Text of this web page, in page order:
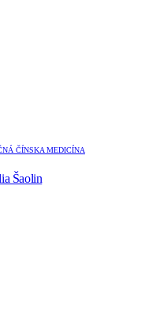
ČÍNSKA MEDICÍNA
Šaolin